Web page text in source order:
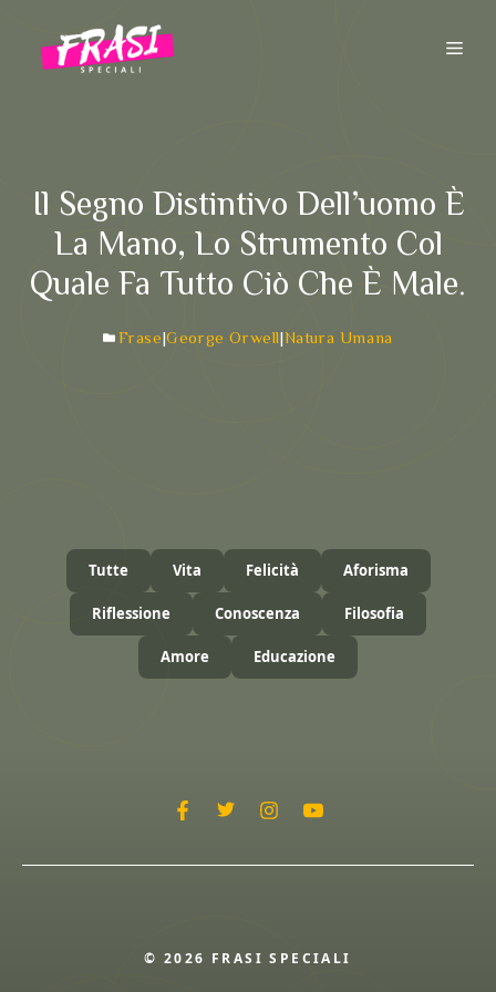
contenuto
Il Segno Distintivo Dell’uomo È
La Mano, Lo Strumento Col
Quale Fa Tutto Ciò Che È Male.
Frase|George Orwell|Natura Umana
Tutte Vita Felicità Aforisma
Riflessione Conoscenza Filosofia
Amore Educazione
© 2026 FRASI SPECIALI